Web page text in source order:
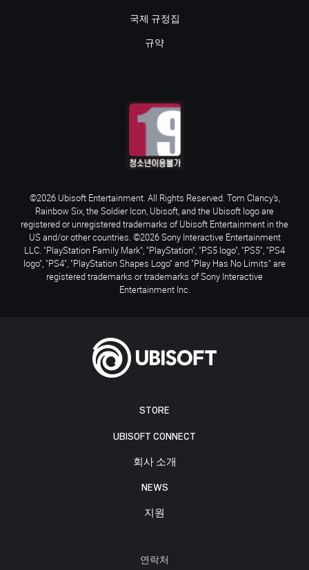
STORE
UBISOFT CONNECT
회사 소개
NEWS
지원
연락처
국제 규정집
규약
©2026 Ubisoft Entertainment. All Rights Reserved. Tom Clancy’s,
Rainbow Six, the Soldier Icon, Ubisoft, and the Ubisoft logo are
registered or unregistered trademarks of Ubisoft Entertainment in the
US and/or other countries. ©2026 Sony Interactive Entertainment
LLC. "PlayStation Family Mark", "PlayStation", "PS5 logo", "PS5", "PS4
logo", "PS4", "PlayStation Shapes Logo" and "Play Has No Limits" are
registered trademarks or trademarks of Sony Interactive
Entertainment Inc.